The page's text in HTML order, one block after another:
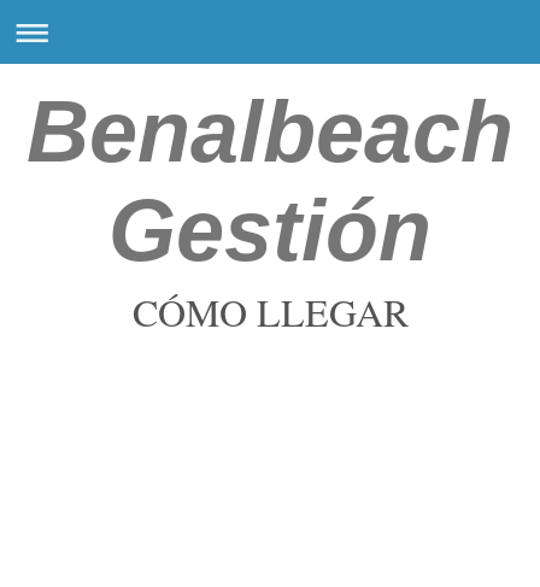
Benalbeach
Gestión
CÓMO LLEGAR